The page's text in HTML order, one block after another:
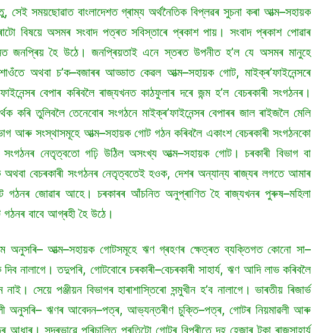
সময়ছোৱাত বাংলাদেশত গ্ৰাম্য অৰ্থনৈতিক বিপ্লৱৰ সুচনা কৰা আত্ম–সহায়ক
বিষয়ে অসমৰ সংবাদ পত্ৰত সবিস্তাৰে প্ৰকাশ পায়। সংবাদ প্ৰকাশ পোৱাৰ
জনপ্ৰিয় হৈ উঠে। জনপ্ৰিয়তাই এনে স্তৰত উপনীত হ’ল যে অসমৰ মানুহে
অথবা চ’ক–বজাৰৰ আড্ডাত কেৱল আত্ম–সহায়ক গোট, মাইক্ৰ’ফাইনেন্সৰে
বেপাৰ কৰিবলৈ ৰাজ্যখনত কাঠফুলাৰ দৰে জন্ম হ’ল বেচৰকাৰী সংগঠনৰ।
কৰি তুলিবলৈ তেনেবোৰ সংগঠনে মাইক্ৰ’ফাইনেন্সৰ বেপাৰৰ জাল ৰাইজলৈ মেলি
আৰু সংস্থাসমূহে আত্ম–সহায়ক গোট গঠন কৰিবলৈ একাংশ বেচৰকাৰী সংগঠনকো
নেতৃত্বতো গঢ়ি উঠিল অসংখ্য আত্ম–সহায়ক গোট। চৰকাৰী বিভাগ বা
অথবা বেচৰকাৰী সংগঠনৰ নেতৃত্বতেই হওক, দেশৰ অন্যান্য ৰাজ্যৰ লগতে আমাৰ
গঠনৰ জোৱাৰ আহে। চৰকাৰৰ আঁচনিত অনুপ্ৰাণিত হৈ ৰাজ্যখনৰ পুৰুষ–মহিলা
বাবে আগ্ৰহী হৈ উঠে।
অনুসৰি– আত্ম–সহায়ক গোটসমূহে ঋণ গ্ৰহণৰ ক্ষেত্ৰত ব্যক্তিগত কোনো সা–
নালাগে। তদুপৰি, গোটবোৰে চৰকাৰী–বেচৰকাৰী সাহাৰ্য, ঋণ আদি লাভ কৰিবলৈ
সেয়ে পঞ্জীয়ন বিভাগৰ হাৰাশাস্তিৰো সন্মুখীন হ’ব নালাগে। ভাৰতীয় ৰিজাৰ্ভ
অনুসৰি– ঋণৰ আবেদন–পত্ৰ, আভ্যন্তৰীণ চুক্তি–পত্ৰ, গোটৰ নিয়মাৱলী আৰু
সুন্দৰভাৱে পৰিচালিত প্ৰতিটো গোটৰ বিপৰীতে দহ হেজাৰ টকা ৰাজসাহাৰ্য